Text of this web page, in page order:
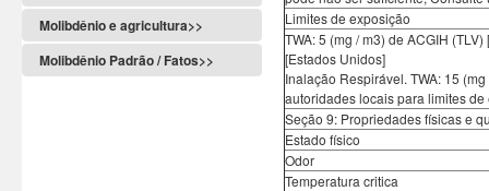
Molibdênio e agricultura>>
Molibdênio Padrão / Fatos>>
Limites de exposição
TWA: 5 (mg / m3) de ACGIH
[Estados Unidos]
Inalação Respirável. TWA: 15
autoridades locais para limites
Seção 9: Propriedades físicas e
Estado físico
Odor
Temperatura critica